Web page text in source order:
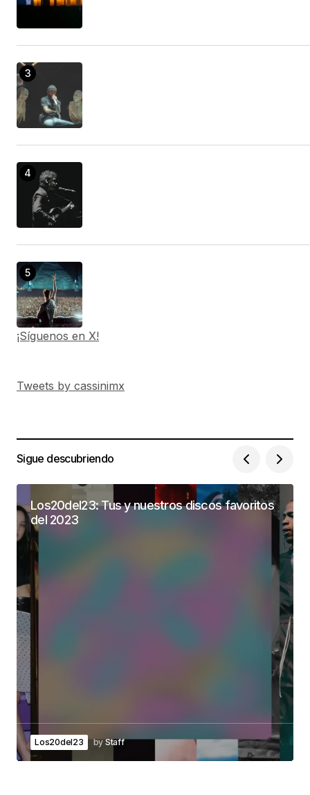
¡Síguenos en X!
Tweets by cassinimx
Sigue descubriendo
Los20del23: Tus y nuestros discos favoritos
del 2023
Los20del23 byStaff